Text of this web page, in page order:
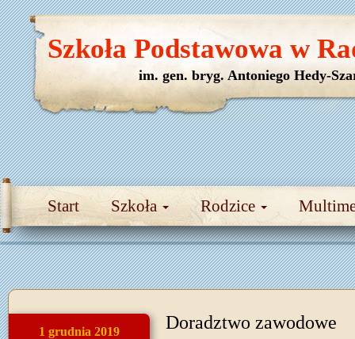
Start Szkoła Rodzice
Szkoła Podstawowa w
im. gen. bryg. Antoniego Hedy-
1 grudnia 2019 Doradztwo zawodowe